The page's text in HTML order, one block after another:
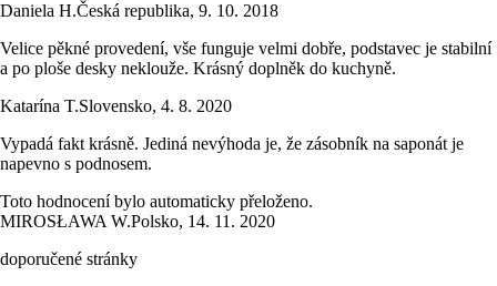
Daniela H.Česká republika, 9. 10. 2018
Velice pěkné provedení, vše funguje velmi dobře, podstavec je stabilní
a po ploše desky neklouže. Krásný doplněk do kuchyně.
Katarína T.Slovensko, 4. 8. 2020
Vypadá fakt krásně. Jediná nevýhoda je, že zásobník na saponát je
napevno s podnosem.
Toto hodnocení bylo automaticky přeloženo.
MIROSŁAWA W.Polsko, 14. 11. 2020
doporučené stránky